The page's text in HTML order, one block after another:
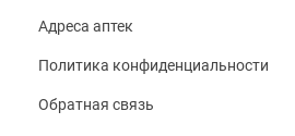
Адреса аптек
Политика конфиденциальности
Обратная связь